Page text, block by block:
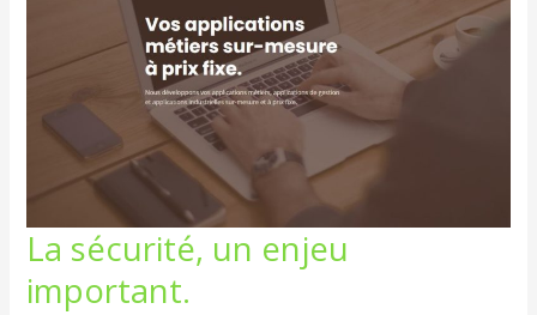
La sécurité, un enjeu
important.
LA
SÉCURITÉ,
UN
ENJEU
IMPORTANT.